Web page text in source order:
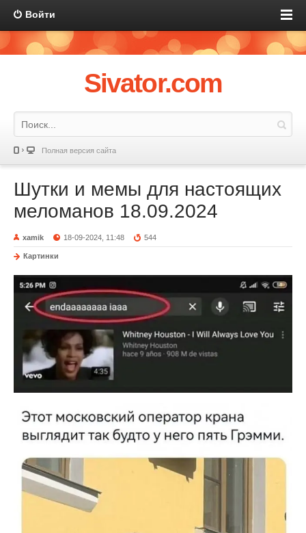
Войти
Sivator.com
Полная версия сайта
Шутки и мемы для настоящих
меломанов 18.09.2024
xamik 18-09-2024, 11:48 544
Картинки